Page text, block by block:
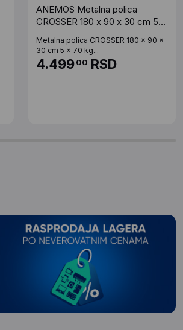
ANEMOS Metalna polica
CROSSER 180 x 90 x 30 cm 5 x
Metalna polica CROSSER 180 x 90 x
30 cm 5 x 70 kg...
4.49900 RSD